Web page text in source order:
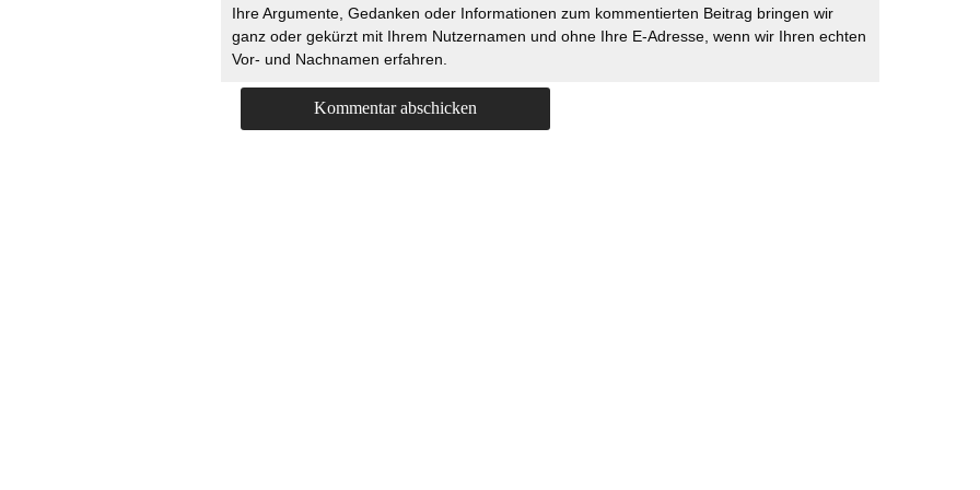
Ihre Argumente, Gedanken oder Informationen zum kommentierten Beitrag bringen wir
ganz oder gekürzt mit Ihrem Nutzernamen und ohne Ihre E-Adresse, wenn wir Ihren echten
Vor- und Nachnamen erfahren.